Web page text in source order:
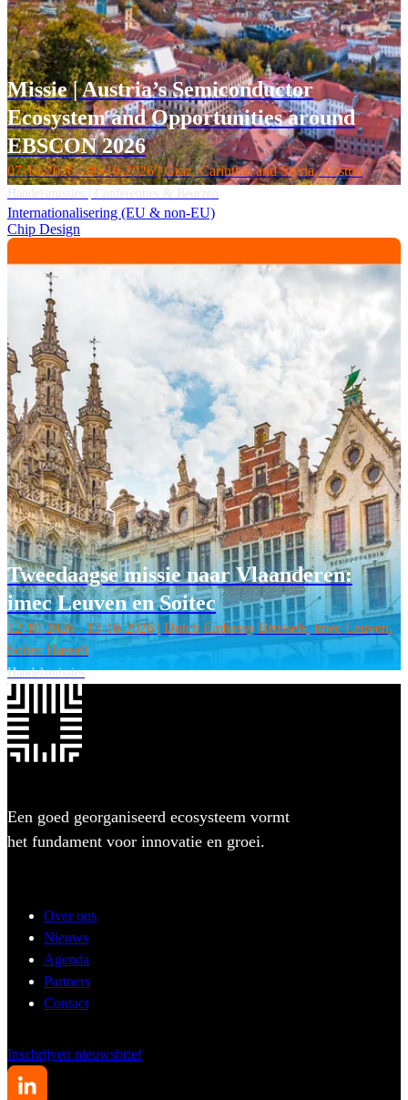
Missie | Austria’s Semiconductor
Ecosystem and Opportunities around
EBSCON 2026
07-10-2026 - 09-10-2026 | Graz, Carinthia and Styria, Austria
Handelsmissies | Conferenties & Beurzen
Internationalisering (EU & non-EU)
Chip Design
Tweedaagse missie naar Vlaanderen:
imec Leuven en Soitec
12-10-2026 - 13-10-2026 | Dutch Embassy Brussels, imec Leuven,
Soitec Hasselt
Handelsmissies
Een goed georganiseerd ecosysteem vormt
het fundament voor innovatie en groei.
Over ons
Nieuws
Agenda
Partners
Contact
Inschrijven nieuwsbrief